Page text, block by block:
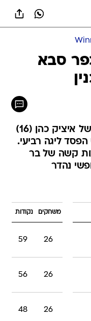
סבא
מימר חזר לנצח בזכות שערים של איציק כהן (16)
הפסד ליגה רביעי.
טעות קשה של בר
משחקים נקודות
26
59
26
56
26
48